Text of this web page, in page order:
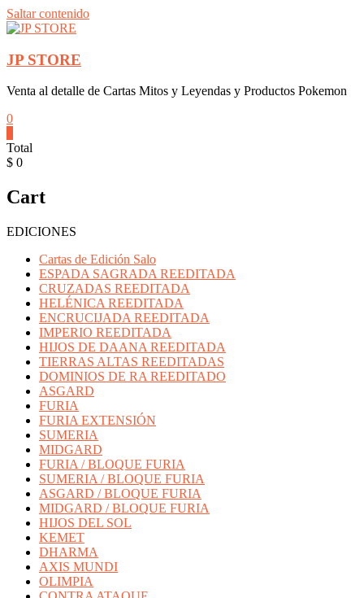
Saltar contenido
JP STORE
Venta al detalle de Cartas Mitos y Leyendas y Productos Pokemon
0
Total
$ 0
Cart
EDICIONES
Cartas de Edición Salo
ESPADA SAGRADA REEDITADA
CRUZADAS REEDITADA
HELÉNICA REEDITADA
ENCRUCIJADA REEDITADA
IMPERIO REEDITADA
HIJOS DE DAANA REEDITADA
TIERRAS ALTAS REEDITADAS
DOMINIOS DE RA REEDITADO
ASGARD
FURIA
FURIA EXTENSIÓN
SUMERIA
MIDGARD
FURIA / BLOQUE FURIA
SUMERIA / BLOQUE FURIA
ASGARD / BLOQUE FURIA
MIDGARD / BLOQUE FURIA
HIJOS DEL SOL
KEMET
DHARMA
AXIS MUNDI
OLIMPIA